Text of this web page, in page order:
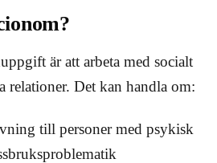
är att arbeta med socialt
relationer. Det kan handla om:
till personer med psykisk